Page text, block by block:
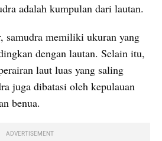
adalah kumpulan dari lautan.
samudra memiliki ukuran yang
dengan lautan. Selain itu,
laut luas yang saling
juga dibatasi oleh kepulauan
benua.
ADVERTISEMENT